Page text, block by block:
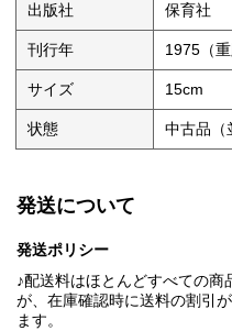
出版社 保育社
刊行年 1975（
サイズ 15cm
状態 中古品（
発送について
発送ポリシー
♪配送料はほとんどすべての
が、在庫確認時に送料の割引
ます。